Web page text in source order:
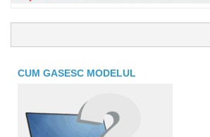
CUM GASESC MODELUL